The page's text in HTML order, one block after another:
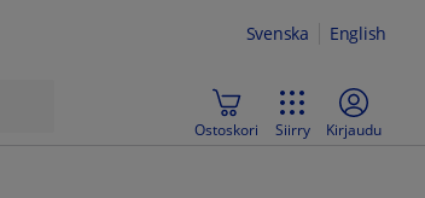
Svenska English
Ostoskori Siirry Kirjaudu